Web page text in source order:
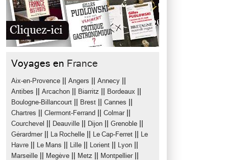
Voyages en France
Aix-en-Provence Angers Annecy
Antibes Arcachon Biarritz Bordeaux
Boulogne-Billancourt Brest Cannes
Chartres Clermont-Ferrand Colmar||
Courchevel Deauville Dijon Grenoble
Gérardmer|| La Rochelle Le Cap-Ferret
Le
Havre
Le Mans Lille Lorient Lyon
Marseille Megève Metz Montpellier||